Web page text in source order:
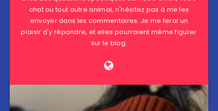
chat ou tout autre animal, n'hésitez pas à me les
envoyer dans les commentaires. Je me ferai un
plaisir d'y répondre, et elles pourraient même figurer
sur le blog.